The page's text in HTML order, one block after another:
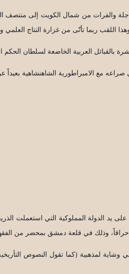
والفرات من شمال الكويت إلى
بالقبائل العربية الخاضعة لسلطان الحكم
مع الامبراطورية الشاهنشاهية بعيداً
يد الدولة المملوكية التي استعملت
واحراقاً، وذلك في قلعة دمشق بمحضر من
في وشاية لمذهبية (كما تقول النصوص